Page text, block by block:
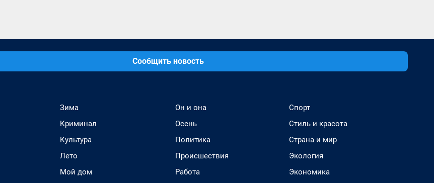
Сообщить новость
Зима
Криминал
Культура
Лето
Мой дом
Он и она
Осень
Политика
Происшествия
Работа
Спорт
Стиль и красота
Страна и мир
Экология
Экономика